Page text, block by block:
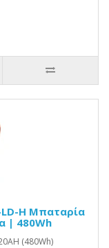
LD-H Μπαταρία
| 480Wh
(480Wh)